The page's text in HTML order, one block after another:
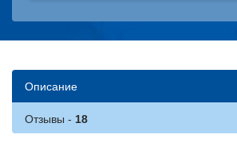
Описание
Отзывы